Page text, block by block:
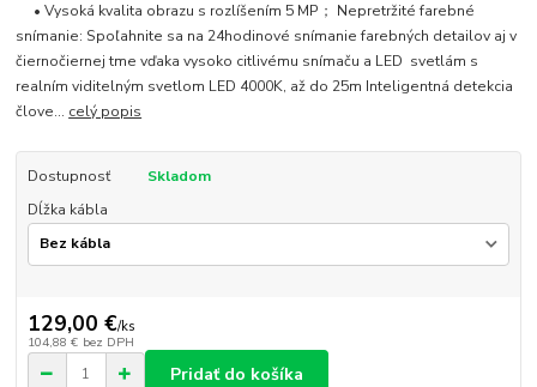
• Vysoká kvalita obrazu s rozlíšením 5 MP； Nepretržité farebné
snímanie: Spoľahnite sa na 24hodinové snímanie farebných detailov aj v
čiernočiernej tme vďaka vysoko citlivému snímaču a LED svetlám s
realním viditelným svetlom LED 4000K, až do 25m Inteligentná detekcia
člove... celý popis
Dostupnosť
Skladom
Dĺžka kábla
129,00 €/ks
104,88 € bez DPH
Pridať do košíka